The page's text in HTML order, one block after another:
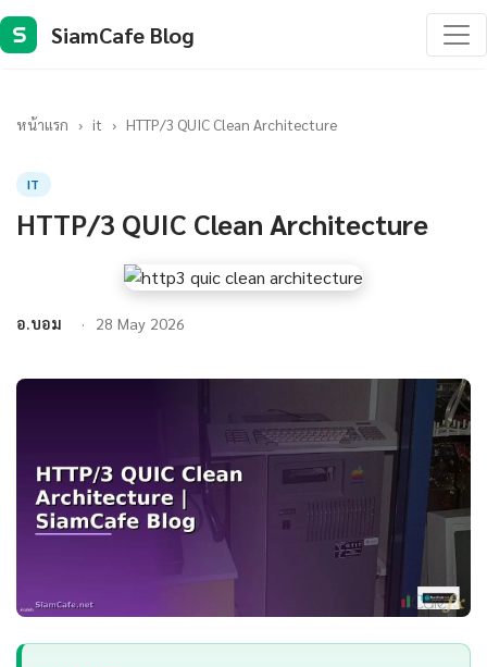
S SiamCafe Blog
หน้าแรก › it › HTTP/3 QUIC Clean Architecture
IT
HTTP/3 QUIC Clean Architecture
อ.บอม 28 May 2026